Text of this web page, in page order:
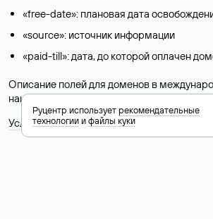
«free-date»: плановая дата
«source»: источник информации
«paid-till»: дата, до которой оплачен
Описание полей для доменов в
национальных доменах представлены в
Условия использования Whois-сервиса
Руцентр используетрекомендательные
технологииифайлы куки